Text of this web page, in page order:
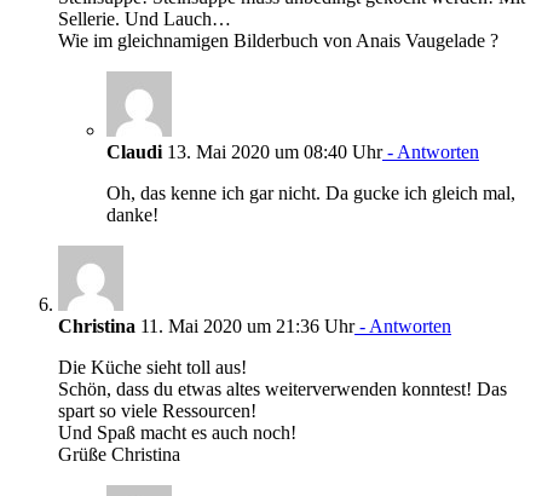
Sellerie. Und Lauch…
Wie im gleichnamigen Bilderbuch von Anais Vaugelade ?
Claudi 13. Mai 2020 um 08:40 Uhr- Antworten
Oh, das kenne ich gar nicht. Da gucke ich gleich mal,
danke!
Christina 11. Mai 2020 um 21:36 Uhr- Antworten
Die Küche sieht toll aus!
Schön, dass du etwas altes weiterverwenden konntest! Das
spart so viele Ressourcen!
Und Spaß macht es auch noch!
Grüße Christina